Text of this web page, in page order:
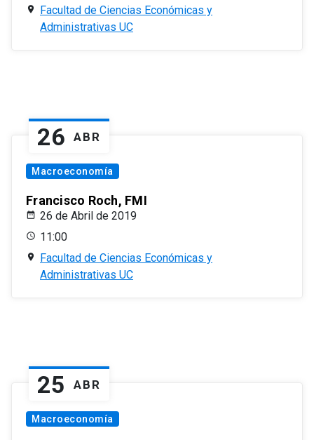
Facultad de Ciencias Económicas y
Administrativas UC
26 ABR
Macroeconomía
Francisco Roch, FMI
26 de Abril de 2019
11:00
Facultad de Ciencias Económicas y
Administrativas UC
25 ABR
Macroeconomía